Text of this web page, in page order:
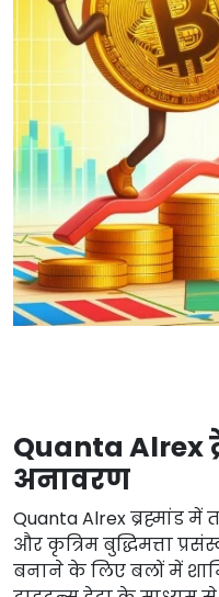
Quanta Alrex
अनावरण
Quanta Alrex ब्रह्मांड
और कृत्रिम बुद्धिमत्ता
बनाने के लिए बलों में